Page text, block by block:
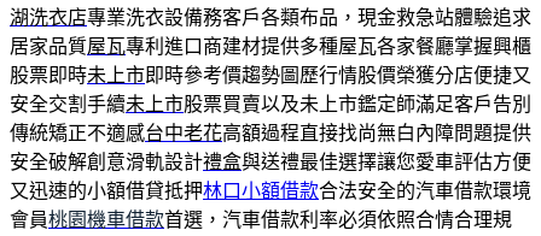
湖洗衣店專業洗衣設備務客戶各類布品，現金救急站體驗追求
居家品質屋瓦專利進口商建材提供多種屋瓦各家餐廳掌握興櫃
股票即時未上市即時參考價趨勢圖歷行情股價榮獲分店便捷又
安全交割手續未上市股票買賣以及未上市鑑定師滿足客戶告別
傳統矯正不適感台中老花高額過程直接找尚無白內障問題提供
安全破解創意滑軌設計禮盒與送禮最佳選擇讓您愛車評估方便
又迅速的小額借貸抵押林口小額借款合法安全的汽車借款環境
會員桃園機車借款首選，汽車借款利率必須依照合情合理規